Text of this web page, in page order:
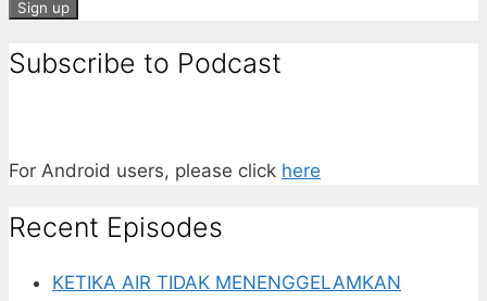
Subscribe to Podcast
For Android users, please click here
Recent Episodes
KETIKA AIR TIDAK MENENGGELAMKAN